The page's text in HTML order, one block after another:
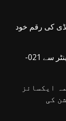
کی رقم خود
مدد کے لیے، عوام محکمہ ایکسائز کے کال سینٹر سے 021-
ایکسائز
کی